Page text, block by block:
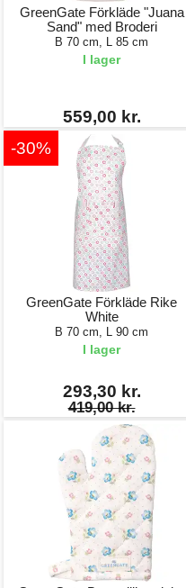
GreenGate Förkläde "Juana
Sand" med Broderi
B 70 cm, L 85 cm
I lager
559,00 kr.
-30%
GreenGate Förkläde Rike
White
B 70 cm, L 90 cm
I lager
293,30 kr.
419,00 kr.